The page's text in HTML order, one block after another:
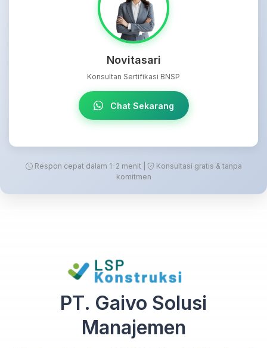
Novitasari
Konsultan Sertifikasi BNSP
Chat Sekarang
Respon cepat dalam 1-2 menit |
Konsultasi gratis & tanpa
komitmen
PT. Gaivo Solusi
Manajemen